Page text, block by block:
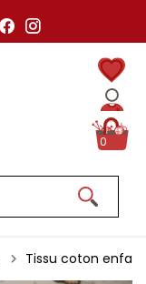
0
Tissu coton